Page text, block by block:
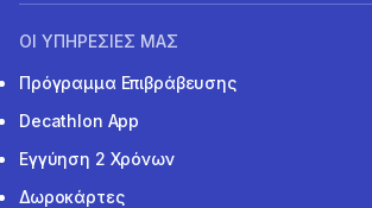
ΟΙ ΥΠΗΡΕΣΙΕΣ ΜΑΣ
Πρόγραμμα Επιβράβευσης
Decathlon App
Εγγύηση 2 Χρόνων
Δωροκάρτες